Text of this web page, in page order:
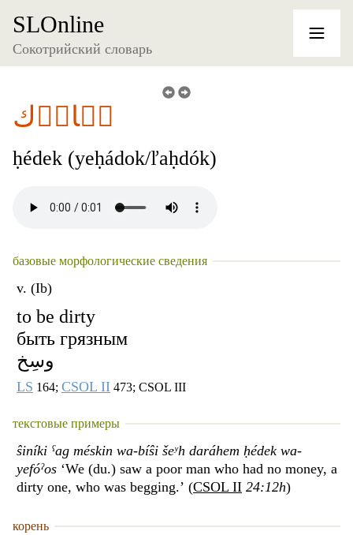
SLOnline
Сокотрийский словарь
حٞادٞك
ḥédek (yeḥádok/ľaḥdók)
базовые морфологические сведения
v. (Ib)
to be dirty
быть грязным
وسِخ
LS 164; CSOL II 473; CSOL III
текстовые примеры
ŝiníki ˁag méskin wa-bíŝi šeʸh daráhem ḥédek wa-
yefóˀos ‘We (du.) saw a poor man who had no money, a
dirty one, who was begging.’ (CSOL II 24:12h)
корень